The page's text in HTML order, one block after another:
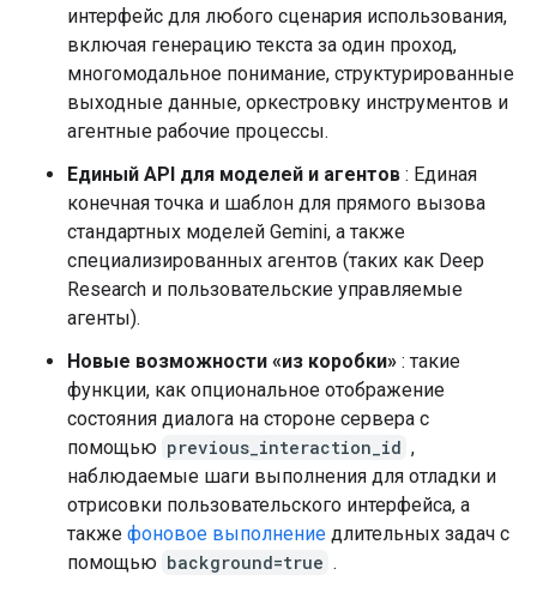
интерфейс для любого сценария использования,
включая генерацию текста за один проход,
многомодальное понимание, структурированные
выходные данные, оркестровку инструментов и
агентные рабочие процессы.
Единый API для моделей и агентов : Единая
конечная точка и шаблон для прямого вызова
стандартных моделей Gemini, а также
специализированных агентов (таких как Deep
Research и пользовательские управляемые
агенты).
Новые возможности «из коробки» : такие
функции, как опциональное отображение
состояния диалога на стороне сервера с
помощью previous_interaction_id ,
наблюдаемые шаги выполнения для отладки и
отрисовки пользовательского интерфейса, а
также фоновое выполнение длительных задач с
помощью background=true .